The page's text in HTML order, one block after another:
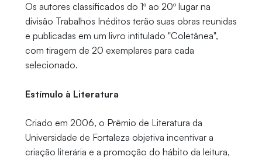
Os autores classificados do 1º ao 20º lugar na
divisão Trabalhos Inéditos terão suas obras reunidas
e publicadas em um livro intitulado "Coletânea",
com tiragem de 20 exemplares para cada
selecionado.
Estímulo à Literatura
Criado em 2006, o Prêmio de Literatura da
Universidade de Fortaleza objetiva incentivar a
criação literária e a promoção do hábito da leitura,